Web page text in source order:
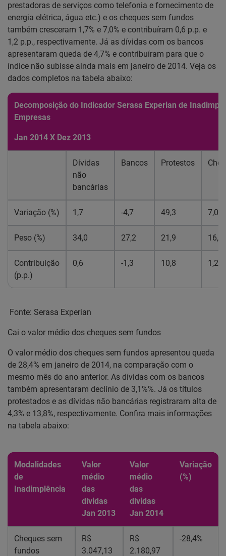
prestadoras de serviços como telefonia e fornecimento de
energia elétrica, água etc.) e os cheques sem fundos
também cresceram 1,7% e 7,0% e contribuíram 0,6 p.p. e
1,2 p.p., respectivamente. Já as dívidas com os bancos
apresentaram queda de 4,7% e contribuíram para que o
índice não subisse ainda mais em janeiro de 2014. Veja os
dados completos na tabela abaixo:
Decomposição do Indicador Serasa Experian de
Empresas
Jan 2014 X Dez 2013
Dívidas
não
bancárias
Bancos Protestos
Variação (%) 1,7 -4,7 49,3 7,0
Peso (%) 34,0 27,2 21,9 16,9
Contribuição
(p.p.)
0,6 -1,3 10,8 1,2
Fonte: Serasa Experian
Cai o valor médio dos cheques sem fundos
O valor médio dos cheques sem fundos apresentou queda
de 28,4% em janeiro de 2014, na comparação com o
mesmo mês do ano anterior. As dívidas com os bancos
também apresentaram declínio de 3,1%%. Já os títulos
protestados e as dívidas não bancárias registraram alta de
4,3% e 13,8%, respectivamente. Confira mais informações
na tabela abaixo:
Modalidades
de
Inadimplência
Valor
médio
das
dívidas
Jan 2013
Valor
médio
das
dívidas
Jan 2014
Variação
(%)
Cheques sem
fundos
R$
3.047,13
R$
2.180,97
-28,4%